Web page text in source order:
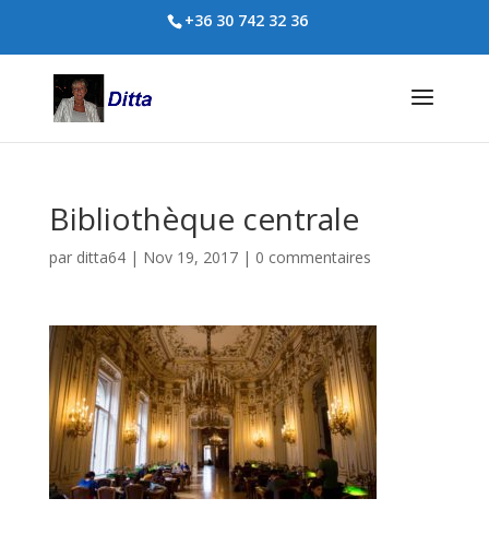
+36 30 742 32 36
Bibliothèque centrale
par ditta64| Nov 19, 2017| 0 commentaires